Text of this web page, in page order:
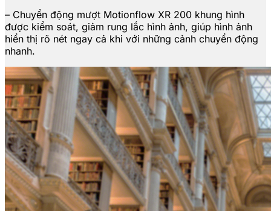
– Chuyển động mượt Motionflow XR 200 khung hình
được kiểm soát, giảm rung lắc hình ảnh, giúp hình ảnh
hiển thị rõ nét ngay cả khi với những cảnh chuyển động
nhanh.